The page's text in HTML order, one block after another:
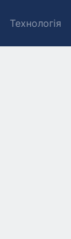
Технологія